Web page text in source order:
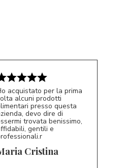
5/5
acquistato per la prima
alcuni prodotti
presso questa
devo dire di
trovata benissimo,
gentili e
Cristina